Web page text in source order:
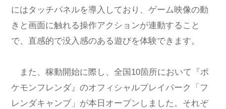
にはタッチパネルを導入しており、ゲーム映像の動
きと画面に触れる操作アクションが連動すること
で、直感的で没入感のある遊びを体験できます。
また、稼動開始に際し、全国10箇所において『ポ
ケモンフレンダ』のオフィシャルプレイパーク「フ
レンダキャンプ」が本日オープンしました。それぞ